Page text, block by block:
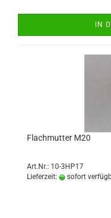
IN
Flachmutter M20
Art.Nr.: 10-3HP17
Lieferzeit:
sofort